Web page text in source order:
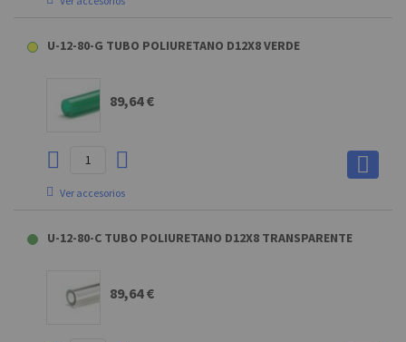
TUBECUTTER CORTATUBO
7,31 €
U-12-80-G TUBO POLIURETANO D12X8 VERDE
89,64 €
Ver accesorios
TUBECUTTER CORTATUBO
7,31 €
U-12-80-C TUBO POLIURETANO D12X8 TRANSPARENTE
89,64 €